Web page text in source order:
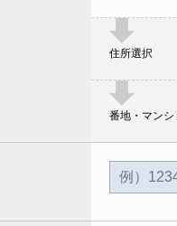
住所選択
番地・マン